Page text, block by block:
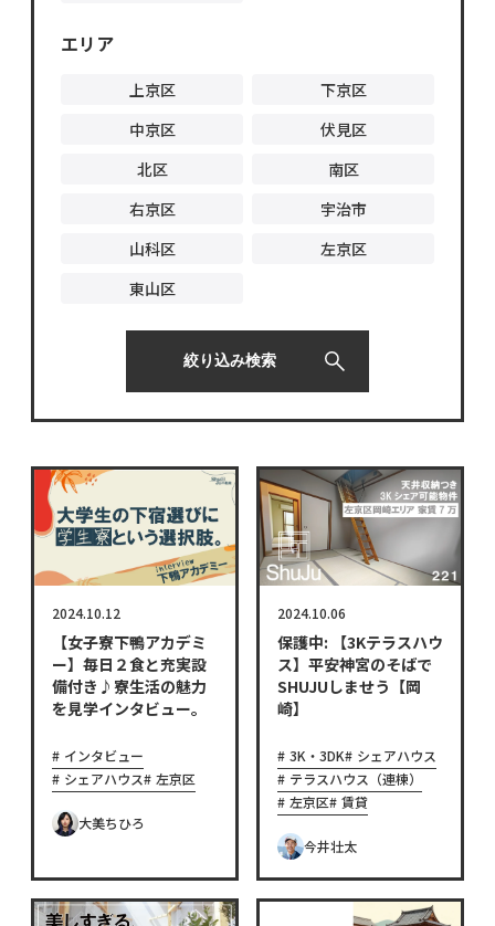
エリア
上京区
下京区
中京区
伏見区
北区
南区
右京区
宇治市
山科区
左京区
東山区
絞り込み検索
2024.10.12
【女子寮下鴨アカデミ
ー】毎日２食と充実設
備付き♪寮生活の魅力
を見学インタビュー。
インタビュー
シェアハウス
左京区
大美ちひろ
2024.10.06
保護中: 【3Kテラスハウ
ス】平安神宮のそばで
SHUJUしませう【岡
崎】
3K・3DK
シェアハウス
テラスハウス（連棟）
左京区
賃貸
今井壮太